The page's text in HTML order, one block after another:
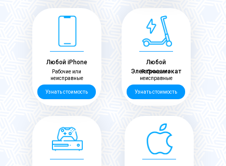
Узнать стоимость
Любой
Электросамокат
Рабочие или
неисправные
Узнать стоимость
Любой iPhone
Рабочие или
неисправные